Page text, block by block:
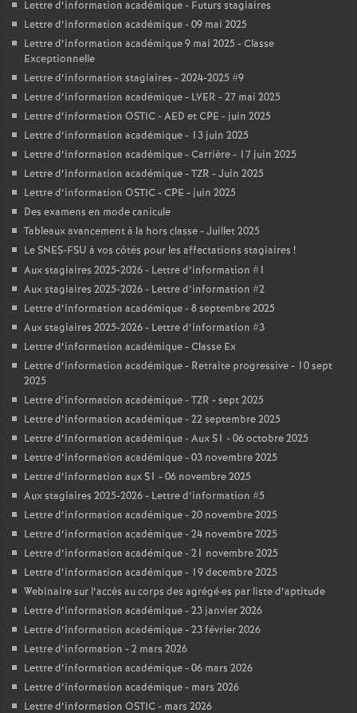
Lettre d’information académique - Futurs stagiaires
Lettre d’information académique - 09 mai 2025
Lettre d’information académique 9 mai 2025 - Classe
Exceptionnelle
Lettre d’information stagiaires - 2024-2025 #9
Lettre d’information académique - LVER - 27 mai 2025
Lettre d’information OSTIC - AED et CPE - juin 2025
Lettre d’information académique - 13 juin 2025
Lettre d’information académique - Carrière - 17 juin 2025
Lettre d’information académique - TZR - Juin 2025
Lettre d’information OSTIC - CPE - juin 2025
Des examens en mode canicule
Tableaux avancement à la hors classe - Juillet 2025
Le SNES-FSU à vos côtés pour les affectations stagiaires !
Aux stagiaires 2025-2026 - Lettre d’information #1
Aux stagiaires 2025-2026 - Lettre d’information #2
Lettre d’information académique - 8 septembre 2025
Aux stagiaires 2025-2026 - Lettre d’information #3
Lettre d’information académique - Classe Ex
Lettre d’information académique - Retraite progressive - 10 sept
2025
Lettre d’information académique - TZR - sept 2025
Lettre d’information académique - 22 septembre 2025
Lettre d’information académique - Aux S1 - 06 octobre 2025
Lettre d’information académique - 03 novembre 2025
Lettre d’information aux S1 - 06 novembre 2025
Aux stagiaires 2025-2026 - Lettre d’information #5
Lettre d’information académique - 20 novembre 2025
Lettre d’information académique - 24 novembre 2025
Lettre d’information académique - 21 novembre 2025
Lettre d’information académique - 19 decembre 2025
Webinaire sur l’accès au corps des agrégé·es par liste d’aptitude
Lettre d’information académique - 23 janvier 2026
Lettre d’information académique - 23 février 2026
Lettre d’information - 2 mars 2026
Lettre d’information académique - 06 mars 2026
Lettre d’information académique - mars 2026
Lettre d’information OSTIC - mars 2026